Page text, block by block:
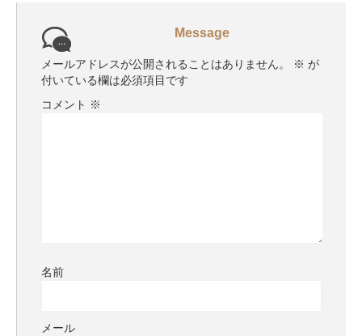
Message
メールアドレスが公開されることはありません。 ※ が
付いている欄は必須項目です
コメント ※
名前
メール